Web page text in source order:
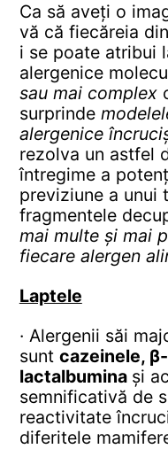
Ca să aveți o
vă că fiecăreia
i se poate atribui
alergenice
sau mai complex
surprinde
alergenice
rezolva un astfel
întregime a
previziune a unui
fragmentele
mai multe și mai
fiecare alergen
Laptele
· Alergenii săi
sunt cazeinele,
lactalbumina și
semnificativă de
reactivitate
diferitele